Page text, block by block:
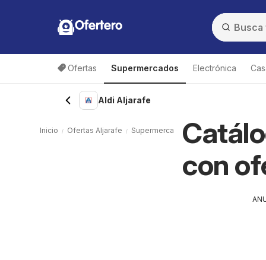
Ofertero
Ofertas Supermercados Electrónica
Aldi Aljarafe
con
Inicio Ofertas Aljarafe Supermercados Aljarafe Aldi Aljarafe